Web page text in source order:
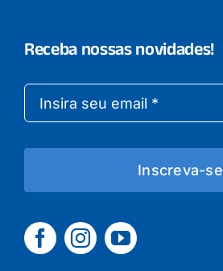
Receba nossas novidades!
Inscreva-se